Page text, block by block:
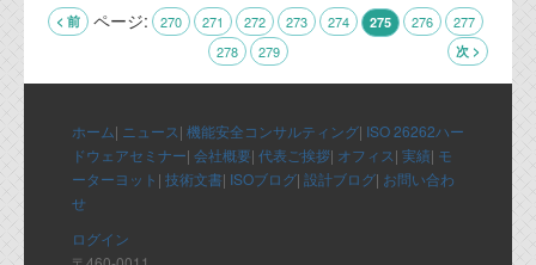
ページ:
< 前 270 271 272 273 274 275 276
277
278
279 次 >
ホーム| ニュース| 機能安全コンサルティング| ISO 26262ハー
ドウェアセミナー| 会社概要| 代表ご挨拶| オフィス| 実績| モ
ーターヨット | 技術文書| ISOブログ| 設計ブログ| お問い合わ
せ
ログイン